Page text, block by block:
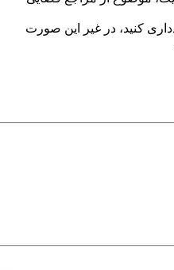
کنید، در غیر این صورت